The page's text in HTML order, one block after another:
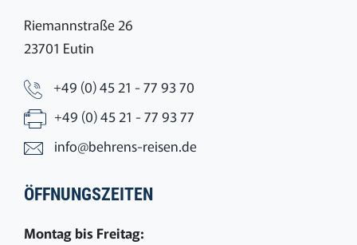
Riemannstraße 26
23701 Eutin
+49 (0) 45 21 - 77 93 70
+49 (0) 45 21 - 77 93 77
info@behrens-reisen.de
ÖFFNUNGSZEITEN
Montag bis Freitag: